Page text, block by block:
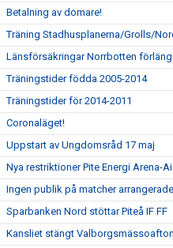
Betalning av domare!
Träning Stadhusplanerna/Grolls/
Länsförsäkringar Norrbotten
Träningstider födda 2005-2014
Träningstider för 2014-2011
Coronaläget!
Uppstart av Ungdomsråd 17 maj
Nya restriktioner Pite Energi Arena-
Ingen publik på matcher arrangerade
Sparbanken Nord stöttar Piteå IF FF
Kansliet stängt